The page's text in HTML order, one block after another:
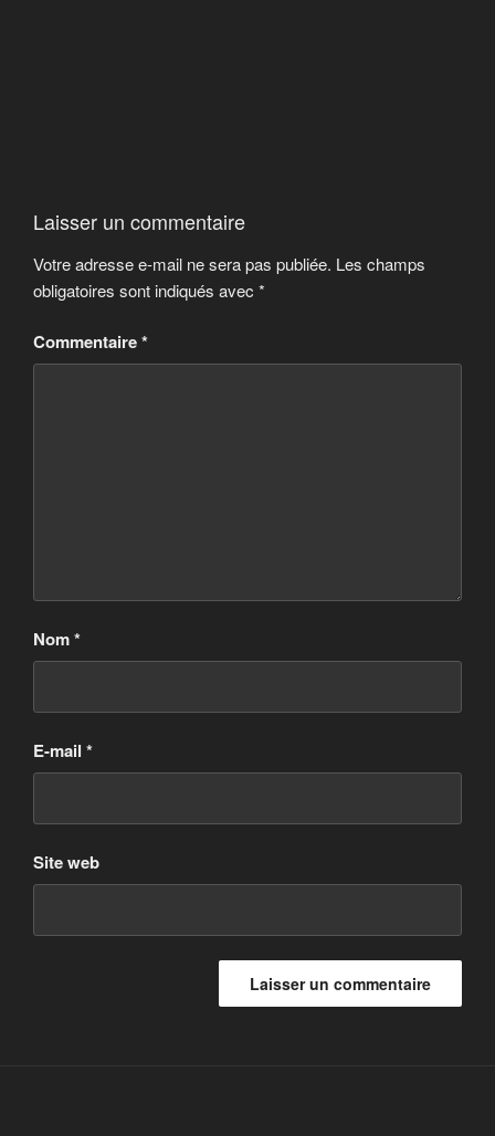
Laisser un commentaire
Votre adresse e-mail ne sera pas publiée. Les champs
obligatoires sont indiqués avec *
Commentaire*
Nom*
E-mail *
Site web